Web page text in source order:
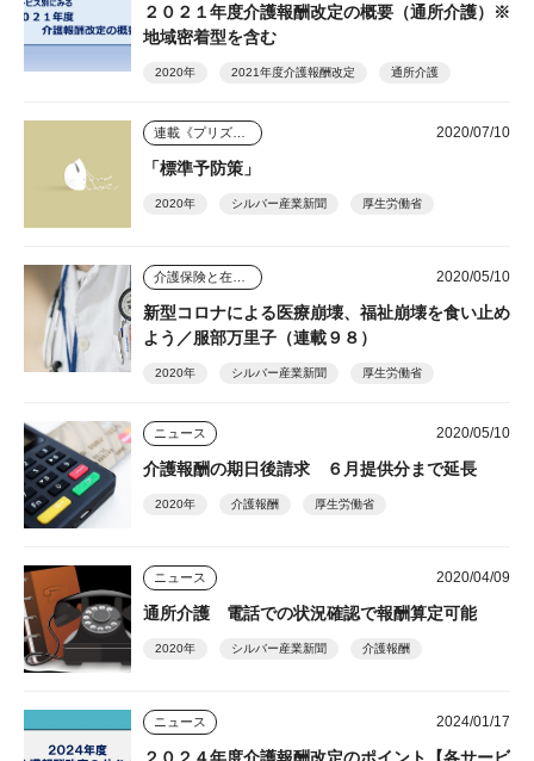
２０２１年度介護報酬改定の概要（通所介護）※
地域密着型を含む
2020年 2021年度介護報酬改定 通所介護
2020/07/10
「標準予防策」
2020年 シルバー産業新聞 厚生労働省
2020/05/10
新型コロナによる医療崩壊、福祉崩壊を食い止め
よう／服部万里子（連載９８）
2020年 シルバー産業新聞 厚生労働省
ニュース 2020/05/10
介護報酬の期日後請求 ６月提供分まで延長
2020年 介護報酬 厚生労働省
ニュース 2020/04/09
通所介護 電話での状況確認で報酬算定可能
2020年 シルバー産業新聞 介護報酬
ニュース 2024/01/17
２０２４年度介護報酬改定のポイント【各サービ